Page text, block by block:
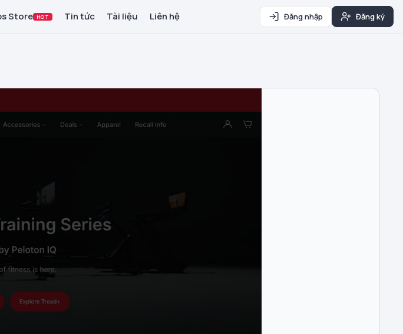
Store HOT Tin tức Tài liệu Liên hệ Đăng nhập Đăng ký